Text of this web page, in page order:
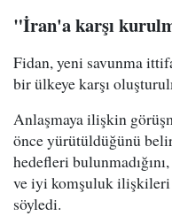
"İran'a karşı
Fidan, yeni savunma
bir ülkeye karşı
Anlaşmaya ilişkin
önce yürütüldüğünü
hedefleri
ve iyi komşuluk ilişkileri
söyledi.